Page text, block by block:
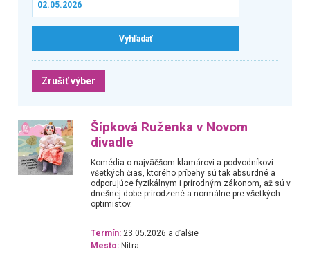
Zrušiť výber
Šípková Ruženka v Novom
divadle
Komédia o najväčšom klamárovi a podvodníkovi
všetkých čias, ktorého príbehy sú tak absurdné a
odporujúce fyzikálnym i prírodným zákonom, až sú v
dnešnej dobe prirodzené a normálne pre všetkých
optimistov.
Termín: 23.05.2026 a ďalšie
Mesto: Nitra